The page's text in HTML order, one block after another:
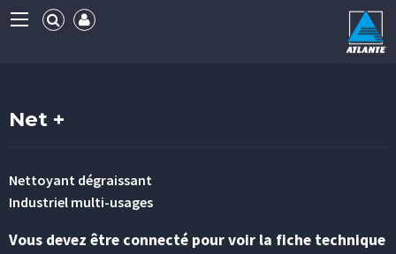
Net +
Nettoyant dégraissant
Industriel multi-usages
Vous devez être connecté pour voir la fiche technique